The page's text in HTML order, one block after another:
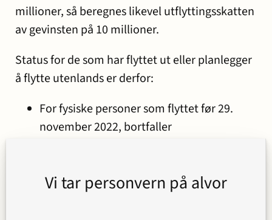
millioner, så beregnes likevel utflyttingsskatten
av gevinsten på 10 millioner.
Status for de som har flyttet ut eller planlegger
å flytte utenlands er derfor:
For fysiske personer som flyttet før 29.
november 2022, bortfaller
29. november 2022 og frem til i dag, kan
Vi tar personvern på alvor